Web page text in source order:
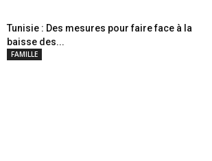
Tunisie : Des mesures pour faire face à la
baisse des...
FAMILLE